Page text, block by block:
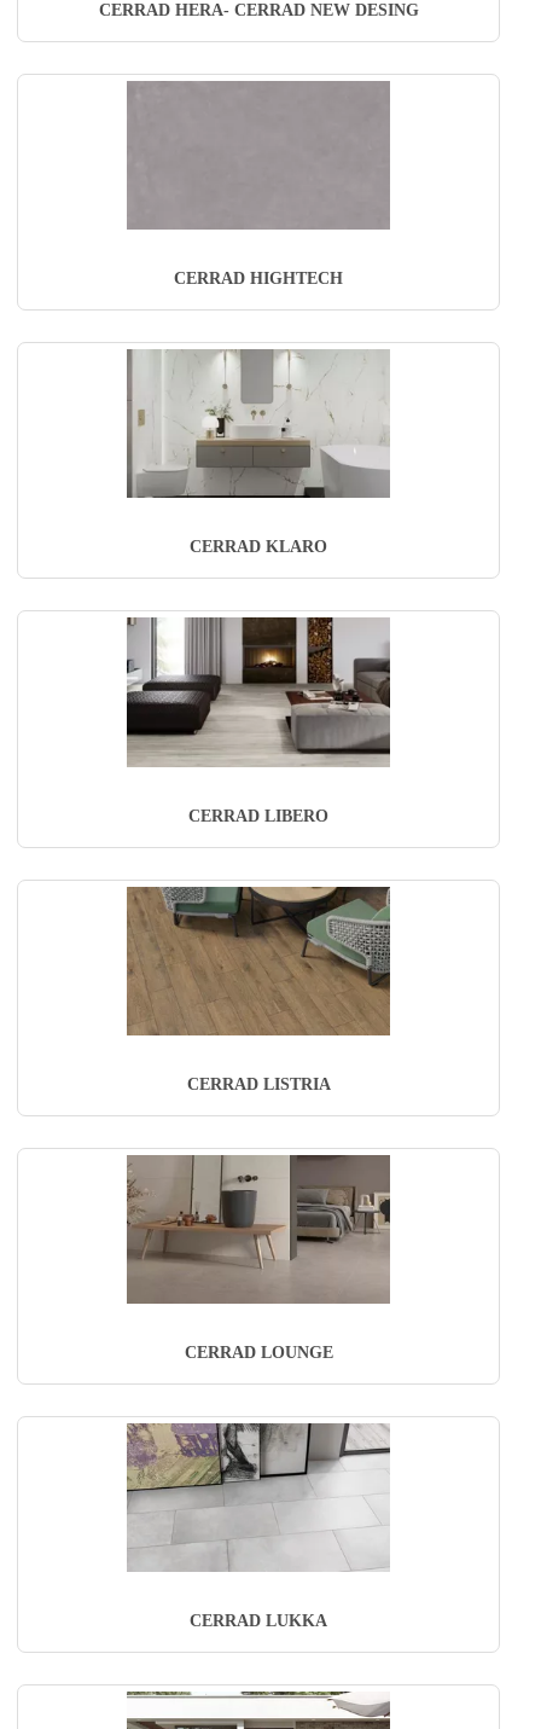
CERRAD HERA- CERRAD NEW DESING
CERRAD HIGHTECH
CERRAD KLARO
CERRAD LIBERO
CERRAD LISTRIA
CERRAD LOUNGE
CERRAD LUKKA